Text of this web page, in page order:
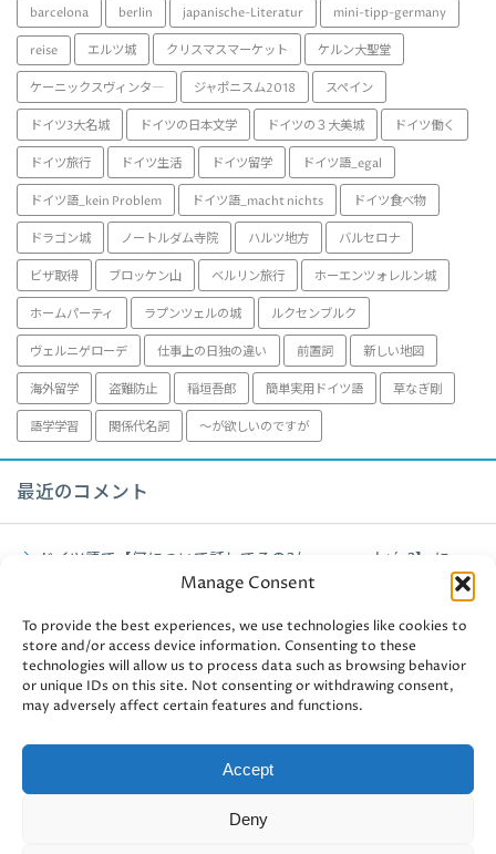
Manage Consent
To provide the best experiences, we use technologies like cookies to
store and/or access device information. Consenting to these
technologies will allow us to process data such as browsing behavior
or unique IDs on this site. Not consenting or withdrawing consent,
may adversely affect certain features and functions.
Accept
Deny
barcelona berlin japanische-Literatur mini-tipp-germany
reise エルツ城 クリスマスマーケット ケルン大聖堂
ケーニックスヴィンタ― ジャポニスム2018 スペイン
ドイツ3大名城 ドイツの日本文学 ドイツの３大美城 ドイツ働く
ドイツ旅行 ドイツ生活 ドイツ留学 ドイツ語_egal
ドイツ語_kein Problem ドイツ語_macht nichts ドイツ食べ物
ドラゴン城 ノートルダム寺院 ハルツ地方 バルセロナ
ビザ取得 ブロッケン山 ベルリン旅行 ホーエンツォレルン城
ホームパーティ ラプンツェルの城 ルクセンブルク
ヴェルニゲローデ 仕事上の日独の違い 前置詞 新しい地図
海外留学 盗難防止 稲垣吾郎 簡単実用ドイツ語 草なぎ剛
語学学習 関係代名詞 ～が欲しいのですが
最近のコメント
ドイツ語で【何について話してるの?/worum geht´s?】
に
ミュンヘン観光【アルテピナコテーク】2021年 にfujikoより
ミュンヘン観光【アルテピナコテーク】2021年にuser-
438241より